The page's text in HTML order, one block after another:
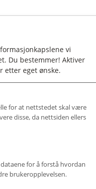
vi
Du bestemmer! Aktiver
etter eget ønske.
for at nettstedet skal være
disse, da nettsiden ellers
for å forstå hvordan
brukeropplevelsen.